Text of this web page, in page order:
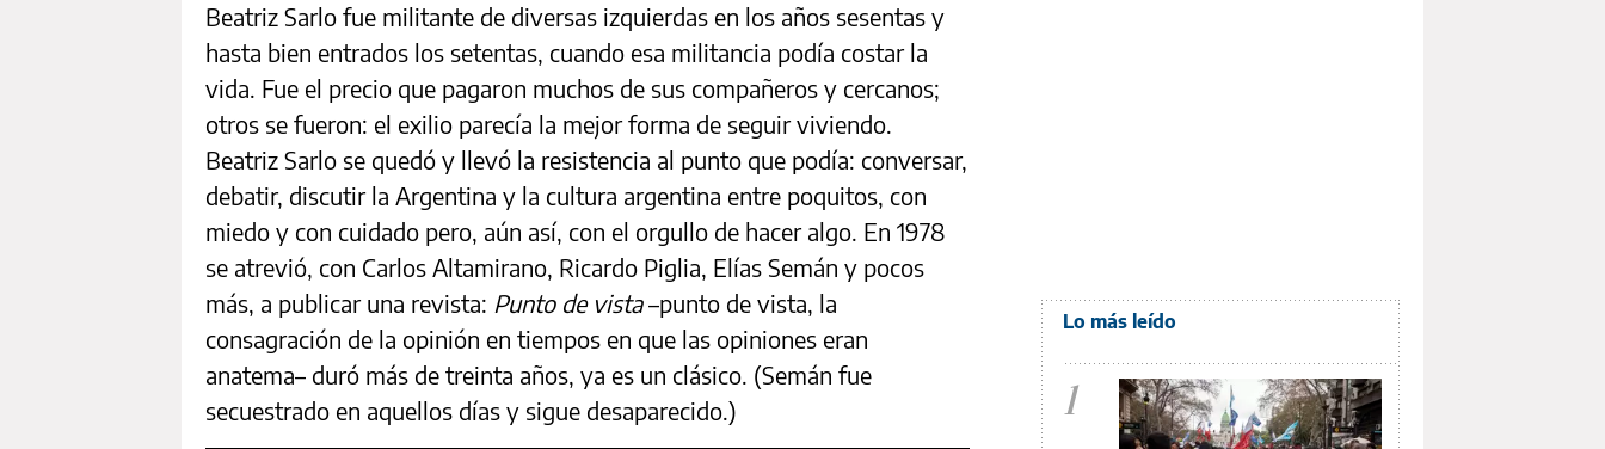
Beatriz Sarlo fue militante de diversas izquierdas en los años sesentas y
hasta bien entrados los setentas, cuando esa militancia podía costar la
vida. Fue el precio que pagaron muchos de sus compañeros y cercanos;
otros se fueron: el exilio parecía la mejor forma de seguir viviendo.
Beatriz Sarlo se quedó y llevó la resistencia al punto que podía: conversar,
debatir, discutir la Argentina y la cultura argentina entre poquitos, con
miedo y con cuidado pero, aún así, con el orgullo de hacer algo. En 1978
se atrevió, con Carlos Altamirano, Ricardo Piglia, Elías Semán y pocos
más, a publicar una revista: Punto de vista–punto de vista, la
consagración de la opinión en tiempos en que las opiniones eran
anatema– duró más de treinta años, ya es un clásico. (Semán fue
secuestrado en aquellos días y sigue desaparecido.)
Lo más leído
1